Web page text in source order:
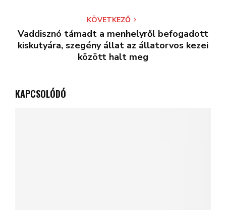
KÖVETKEZŐ
Vaddisznó támadt a menhelyről befogadott
kiskutyára, szegény állat az állatorvos kezei
között halt meg
KAPCSOLÓDÓ